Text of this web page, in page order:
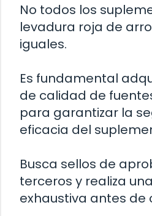
No todos los
levadura roja de
iguales.
Es fundamental
de calidad de
para garantizar la
eficacia del
Busca sellos de
terceros y realiza
exhaustiva antes de